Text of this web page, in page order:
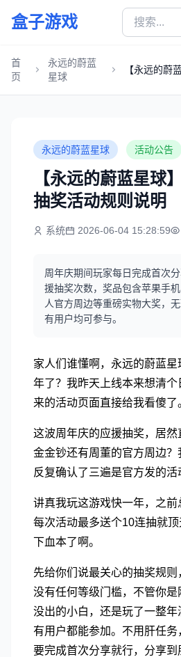
盒子游戏
首
页
永远的蔚蓝
星球
【永远的蔚
永远的蔚蓝星球 活动公告
【永远的蔚蓝星球
抽奖活动规则说明
系统 2026-06-04 15:28:59
周年庆期间玩家每日完成首次
援抽奖次数，奖品包含苹果手
人官方周边等重磅实物大奖，
有用户均可参与。
家人们谁懂啊，永远的蔚蓝星
年了？我昨天上线本来想清
来的活动页面直接给我看傻了
这波周年庆的应援抽奖，居
金金钞还有周董的官方周边？
反复确认了三遍是官方发的活
讲真我玩这游戏快一年，之前
每次活动最多送个10连抽就
下血本了啊。
先给你们说最关心的抽奖规则
没有任何等级门槛，不管你
没出的小白，还是玩了一整
有用户都能参加。不用肝任务
要完成首次分享就行，分享